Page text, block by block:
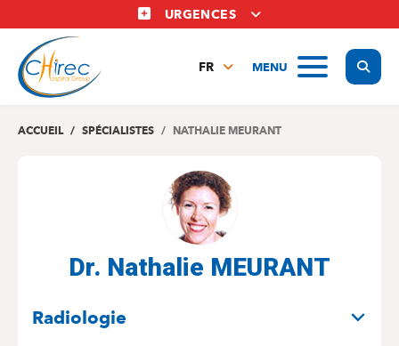
au
contenu
principal
URGENCES
MENU
FR
EN
ACCUEIL SPÉCIALISTES NATHALIE MEURANT
Dr. Nathalie MEURANT
Radiologie